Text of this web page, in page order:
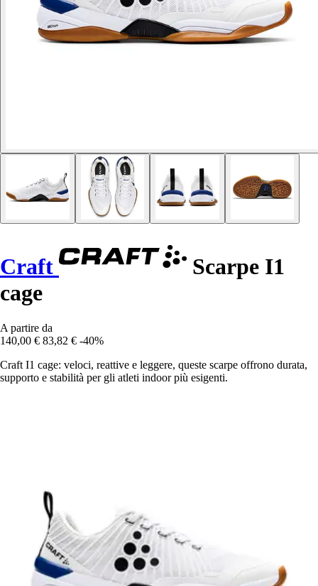
Craft
Scarpe I1
cage
A partire da
140,00 € 83,82 € -40%
Craft I1 cage: veloci, reattive e leggere, queste scarpe offrono durata,
supporto e stabilità per gli atleti indoor più esigenti.